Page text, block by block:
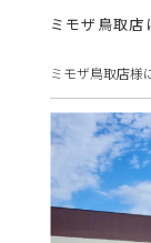
ミモザ鳥取店
ミモザ鳥取店様